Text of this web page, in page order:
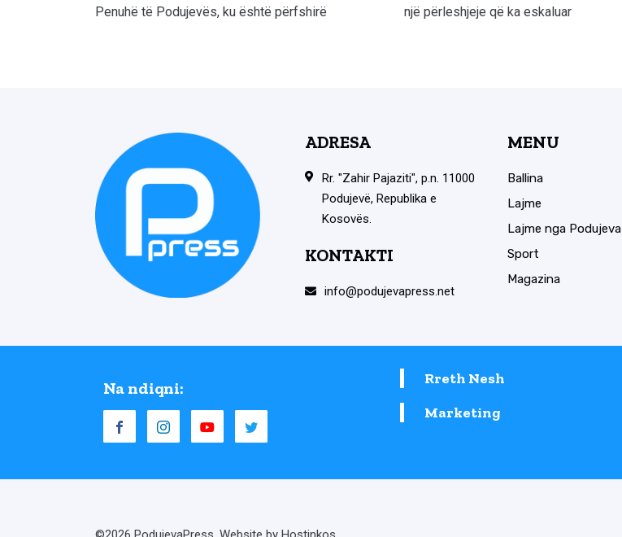
Penuhë të Podujevës, ku është përfshirë
një përleshjeje që ka eskaluar
ADRESA
Rr. "Zahir Pajaziti", p.n. 11000
Podujevë, Republika e
Kosovës.
KONTAKTI
info@podujevapress.net
MENU
Ballina
Lajme
Lajme nga Podujeva
Sport
Magazina
Na ndiqni:
Rreth Nesh
Marketing